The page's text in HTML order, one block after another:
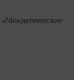
«Менделеевские